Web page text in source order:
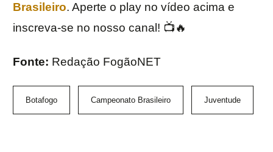
Brasileiro. Aperte o play no vídeo acima e
inscreva-se no nosso canal! 📺🔥
Fonte: Redação FogãoNET
Botafogo Campeonato Brasileiro Juventude